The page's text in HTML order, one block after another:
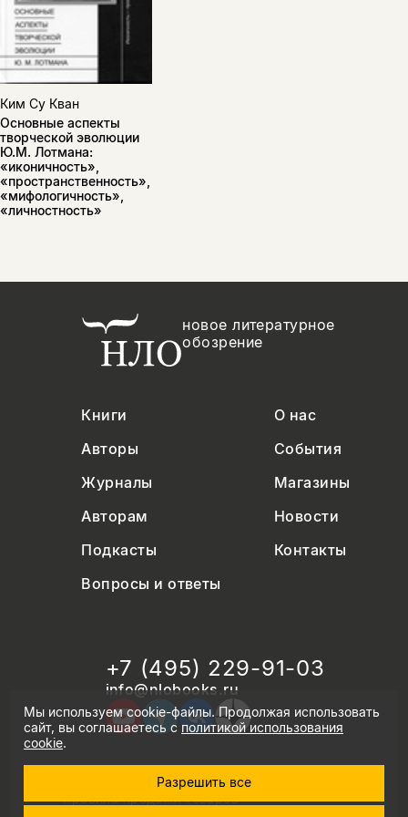
Ким Су Кван
Основные аспекты
творческой эволюции
Ю.М. Лотмана:
«иконичность»,
«пространственность»,
«мифологичность»,
«личностность»
новое литературное
обозрение
Книги
О нас
Авторы
События
Журналы
Магазины
Авторам
Новости
Подкасты
Контакты
Вопросы и ответы
+7 (495) 229-91-03
info@nlobooks.ru
© Новое литературное обозрение. 2026
правила продажи товаров
Мы используем cookie-файлы. Продолжая использовать
сайт, вы соглашаетесь сполитикой использования
cookie.
Разрешить все